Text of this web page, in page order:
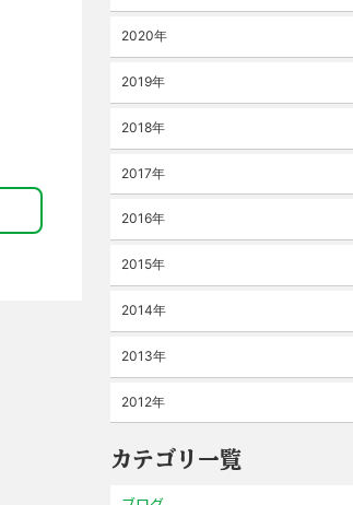
2020年
2019年
2018年
2017年
2016年
2015年
2014年
2013年
2012年
カテゴリ一覧